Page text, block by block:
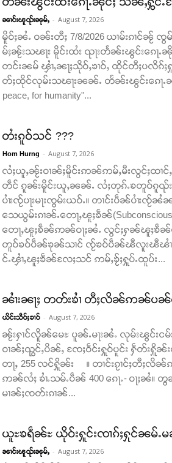
ၼၢင်းၽူၺ်းၼုမ်ႇ - August 7, 2026
မိူဝ်ႈၼႆႉ ဝၼ်းတီႈ 7/8/2026 ယၢမ်းၵၢင်ၼႂ်
မ်ႈၼႂ်းသၽႃး မိူင်းထႆး ၺႃးတႅၼ်းၽွင်းၵေႃႉ
တင်းၼမ် ၾၢႆႇၼႃႈသိုဝ်ႇၶၢဝ်ႇ ထိုင်တီႈပလိၵ်
တ်ႈထိုင်လုမ်းသၽႃးၼၼ်ႉ တႅၼ်းၽွင်းၵေႃႉၼို
peace, for humanity"...
တႆးၵူဝ်သင် ???
Hom Hurng - August 7, 2026
လႆႈယူႇၼႂ်းဝၢၼ်ႈမိူင်းဢၼ်ဢမ်ႇမီးလွင်ႈထၢ
တဵင် ၵူၼ်းမိူင်းယူႇၼၼ်ႉ လႆႈတုၵ်ႉၶတူဝ်ၵူၺ်းဢ
ပၢႆးၸႂ်ပႃးမႃးၸွမ်းယဝ်ႉ။ တၢင်းပဵၼ်ပၢႆး
သေယွမ်းၵၢၼ်ႉတေႃႇၽူႈၶဵၼ်
တေႃႇၽူႈၶဵၼ်ဢၼ်ဝႃႈၼႆႉ လွင်ႈႁၼ်ၽူႈၶဵၼ်ပဵ
တူဝ်ၶဝ်ပဵၼ်ၶုၼ်သၢင် ၸႂ်ၶဝ်ပဵၼ်ၽီလူးၽီၽၢႆ
င်ႉၾၢႆႇၽူႈၶဵၼ်လႄႈသင် ဢမ်ႇၶႂ်ႈႁူပ်ႉထူပ်း...
ၼၢႆးၼႃႈ တတ်းၶၢႆ တီႈလိၼ်ဢၼ်ပၼ်တ
ယိင်းသဵဝ်ႈၶၢဝ် - August 7, 2026
ၼႂ်းႁၢင်လိူၼ်မေႊ ပူၼ်ႉမႃးၼႆႉ လုမ်းၽွင်းင
ဝၢၼ်ႈၺွင်ႇပိၼ်ႇ ၸႄႈဝဵင်းႁူဝ်ပူင်း ႁဵတ်းႁိူ
တႃႇ 255 လင်ႁိူၼ်း ။ တၢင်းၵႂၢင်ႈတီႈလိၼ်
ဢၼ်လႆႈ ၶၢႆႉသမ်ႉပဵၼ် 400 ၵေႃႉ- ဝႃႈၼႆ။
မၢၼ်ႈၸတ်းၵၢၼ်...
ယူႊၶရဵၼ်ႊ ယိုဝ်းႁူင်းၸၢၵ်ႈႁုင်ၼမ်ႉ
ၼၢင်းၽူၺ်းၼုမ်ႇ - August 7, 2026